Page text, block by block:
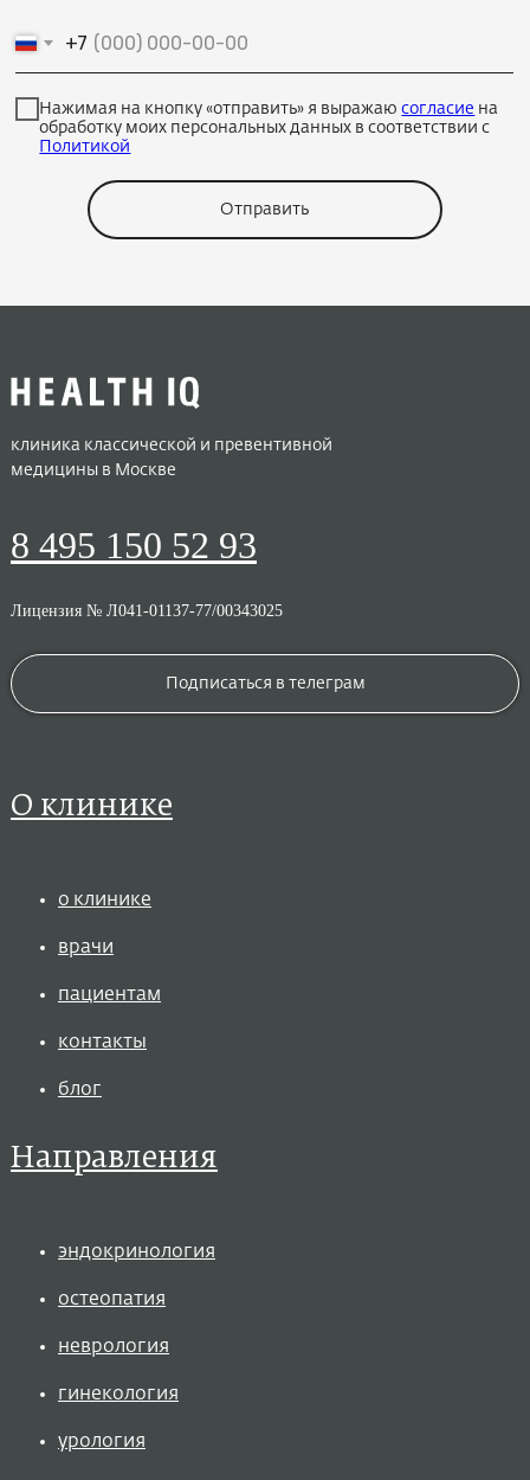
+7
Нажимая на кнопку «отправить» я выражаюсогласие на
обработку моих персональных данных в соответствии с
Политикой
Отправить
О клинике
Лицензия № Л041-01137-77/00343025
эндокринология
остеопатия
неврология
гинекология
урология
Направления
о клинике
врачи
пациентам
контакты
блог
8 495 150 52 93
клиника классической и превентивной
медицины в Москве
Подписаться в телеграм